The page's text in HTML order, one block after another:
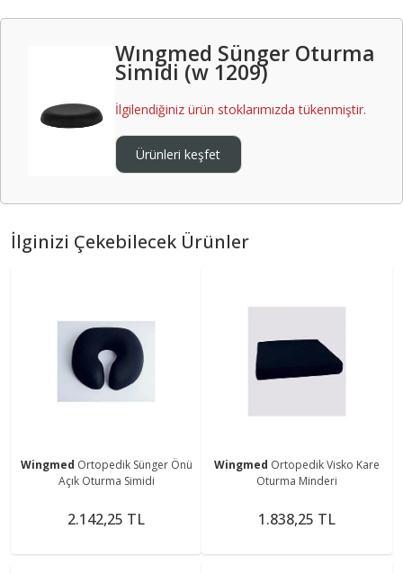
Wıngmed Sünger Oturma
Simidi (w 1209)
İlgilendiğiniz ürün stoklarımızda tükenmiştir.
Ürünleri keşfet
İlginizi Çekebilecek Ürünler
Wingmed Ortopedik Sünger Önü
Açık Oturma Simidi
2.142,25 TL
Wingmed Ortopedik Visko Kare
Oturma Minderi
1.838,25 TL